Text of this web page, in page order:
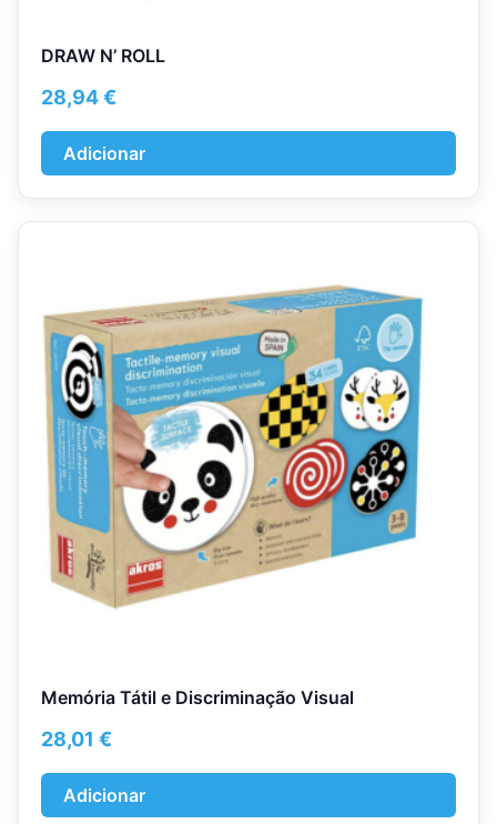
DRAW N’ ROLL
28,94€
Adicionar
Memória Tátil e Discriminação Visual
28,01 €
Adicionar